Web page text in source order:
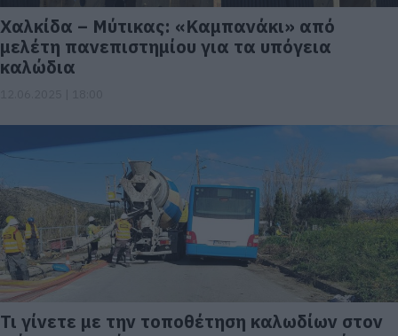
Χαλκίδα – Μύτικας: «Καμπανάκι» από
μελέτη πανεπιστημίου για τα υπόγεια
καλώδια
Τι γίνετε με την τοποθέτηση καλωδίων στον